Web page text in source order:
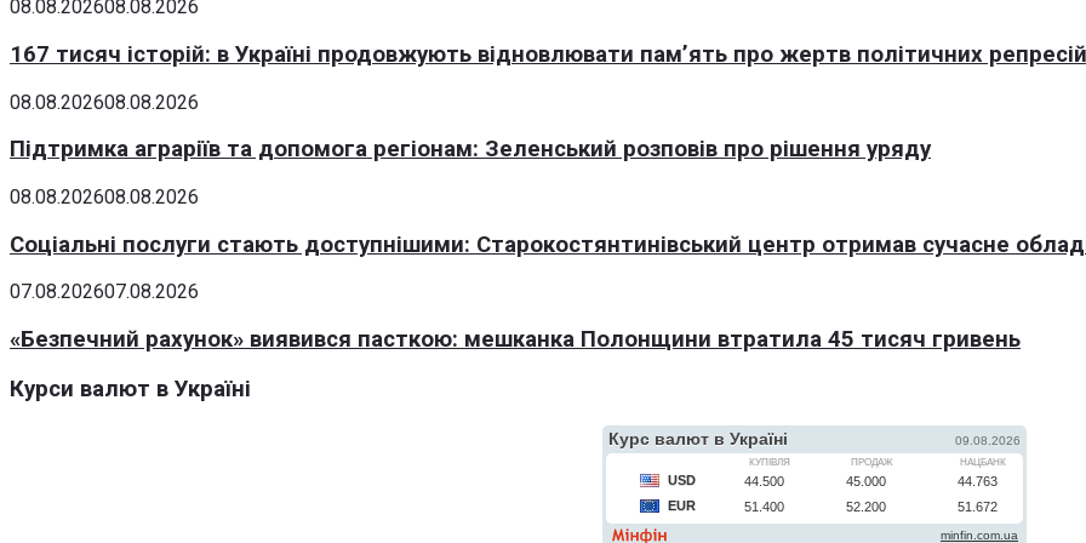
08.08.202608.08.2026
167 тисяч історій: в Україні продовжують відновлювати пам’ять про жертв політичних репресій
08.08.202608.08.2026
Підтримка аграріїв та допомога регіонам: Зеленський розповів про рішення уряду
08.08.202608.08.2026
Соціальні послуги стають доступнішими: Старокостянтинівський центр отримав сучасне
07.08.202607.08.2026
«Безпечний рахунок» виявився пасткою: мешканка Полонщини втратила 45 тисяч гривень
Курси валют в Україні